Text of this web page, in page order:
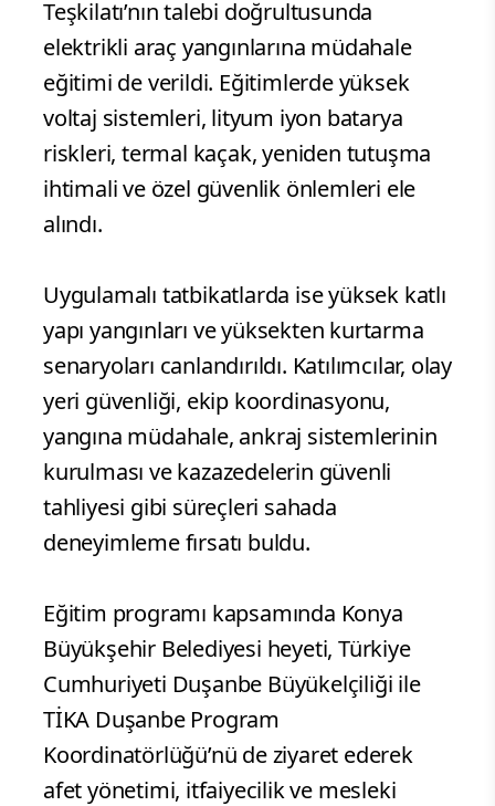
Teşkilatı’nın talebi doğrultusunda
elektrikli araç yangınlarına müdahale
eğitimi de verildi. Eğitimlerde yüksek
voltaj sistemleri, lityum iyon batarya
riskleri, termal kaçak, yeniden tutuşma
ihtimali ve özel güvenlik önlemleri ele
alındı.
Uygulamalı tatbikatlarda ise yüksek katlı
yapı yangınları ve yüksekten kurtarma
senaryoları canlandırıldı. Katılımcılar, olay
yeri güvenliği, ekip koordinasyonu,
yangına müdahale, ankraj sistemlerinin
kurulması ve kazazedelerin güvenli
tahliyesi gibi süreçleri sahada
deneyimleme fırsatı buldu.
Eğitim programı kapsamında Konya
Büyükşehir Belediyesi heyeti, Türkiye
Cumhuriyeti Duşanbe Büyükelçiliği ile
TİKA Duşanbe Program
Koordinatörlüğü’nü de ziyaret ederek
afet yönetimi, itfaiyecilik ve mesleki